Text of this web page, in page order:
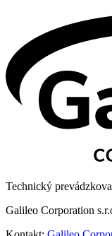
Technický
Galileo Corporation